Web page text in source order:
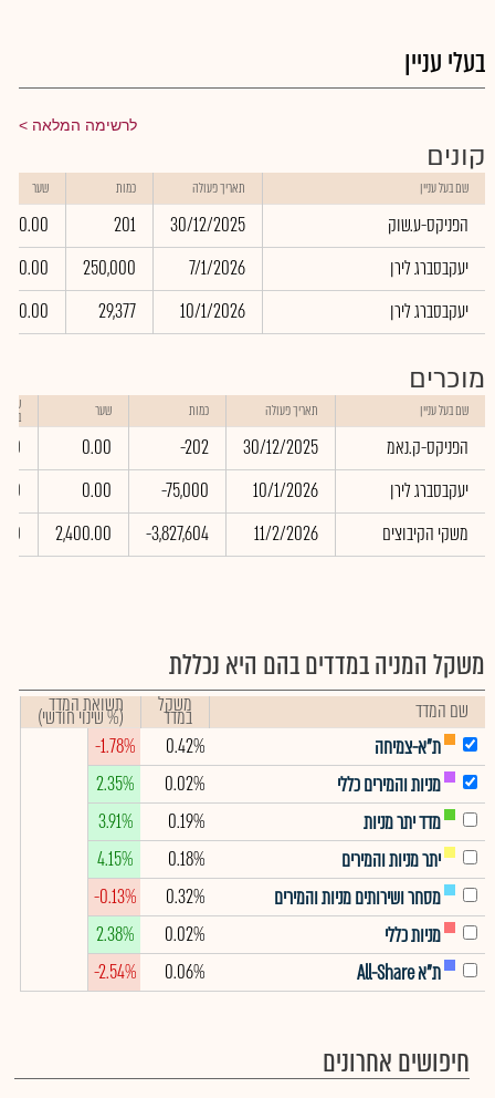
בעלי עניין
לרשימה המלאה
קונים
שם בעל עניין תאריך פעולה כמות שער
הפניקס-ע.שוק 30/12/2025
201
0.00
יעקבסברג לירן
7/1/2026
250,000
0.00
יעקבסברג לירן
10/1/2026
29,377
0.00
מוכרים
שם בעל עניין תאריך פעולה כמות שער
הפניקס-ק.נאמ 30/12/2025
-202
0.00
יעקבסברג לירן
10/1/2026
-75,000
0.00
משקי הקיבוצים
11/2/2026
-3,827,604
2,400.00
משקל המניה במדדים בהם היא נכללת
שם המדד משקל
במדד תשואת המדד
(% שינוי חודשי)
ת"א-צמיחה
0.42%
-1.78%
מניות והמירים כללי
0.02%
2.35%
מדד יתר מניות
0.19%
3.91%
יתר מניות והמירים
0.18%
4.15%
מסחר ושירותים מניות והמירים
0.32%
-0.13%
מניות כללי
0.02%
2.38%
ת"א All-Share
0.06%
-2.54%
חיפושים אחרונים